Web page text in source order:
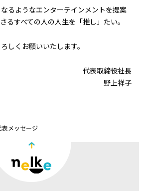
るようなエンターテインメントを提案
るすべての人の人生を「推し」たい。
しくお願いいたします。
代表取締役社長
野上祥子
表メッセージ